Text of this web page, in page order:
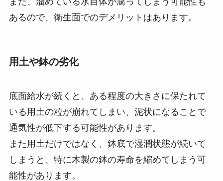
あるので、衛生面でのデメリットはあります。
用土や鉢の劣化
底面給水が続くと、ある程度の大きさに保たれて
いる用土の粒が崩れてしまい、泥状になることで
通気性が低下する可能性があります。
また用土だけではなく、鉢底で湿潤状態が続いて
しまうと、特に木製の鉢の寿命を縮めてしまう可
能性があります。